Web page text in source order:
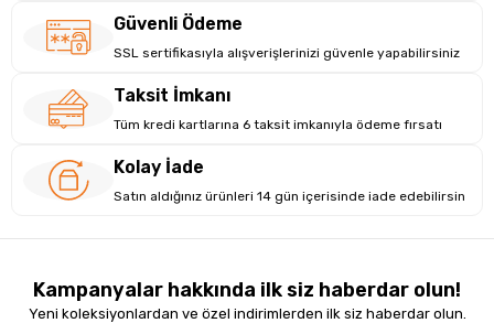
Öne Çıkanlar
5 farklı temizleme başlığı + 5 mod
senaryolarına uyum sağlar.
● LED yardımcı ışıksayesinde hedef bölgeyi daha net
görmeye yardımcı olur.
● IPX6 suya dayanıklı gövde: Banyoda kullanım için daha
Güvenli Ödeme
SSL sertifikasıyla alışverişlerinizi güvenle yapabilirsiniz
Taksit İmkanı
Tüm kredi kartlarına 6 taksit imkanıyla ödeme fırsatı
Kolay İade
Satın aldığınız ürünleri 14 gün içerisinde iade edebilirsin
Kampanyalar hakkında ilk siz haberdar olun!
Yeni koleksiyonlardan ve özel indirimlerden ilk siz haberdar olun.